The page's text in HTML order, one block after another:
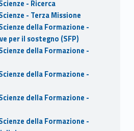
- Ricerca
- Terza Missione
della Formazione -
per il sostegno (SFP)
della Formazione -
della Formazione -
della Formazione -
della Formazione -